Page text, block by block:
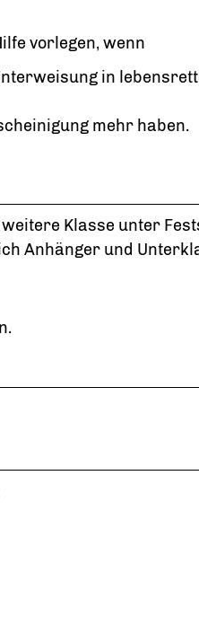
vorlegen, wenn
in
mehr haben.
Klasse unter
Anhänger und